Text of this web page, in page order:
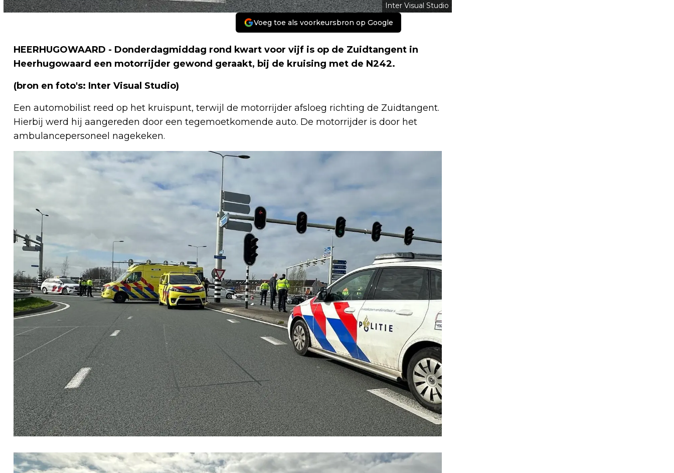
Inter Visual Studio
Voeg toe als voorkeursbron op Google
HEERHUGOWAARD - Donderdagmiddag rond kwart voor vijf is op de Zuidtangent in
Heerhugowaard een motorrijder gewond geraakt, bij de kruising met de N242.
(bron en foto's: Inter Visual Studio)
Een automobilist reed op het kruispunt, terwijl de motorrijder afsloeg richting de Zuidtangent.
Hierbij werd hij aangereden door een tegemoetkomende auto. De motorrijder is door het
ambulancepersoneel nagekeken.